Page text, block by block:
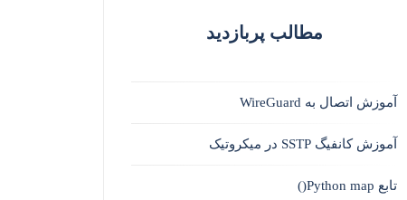
مطالب پربازدید
آموزش اتصال به WireGuard
آموزش کانفیگ SSTP در میکروتیک
تابع Python map()